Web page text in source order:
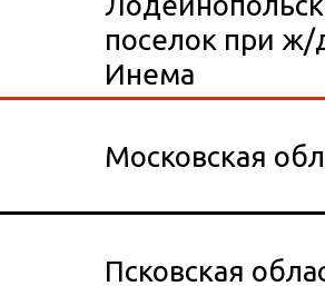
поселок при ж/
Инема
Московская
Псковская